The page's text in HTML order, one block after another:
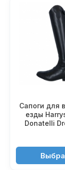
Сапоги для
езды
Donatelli
21'950 ₽